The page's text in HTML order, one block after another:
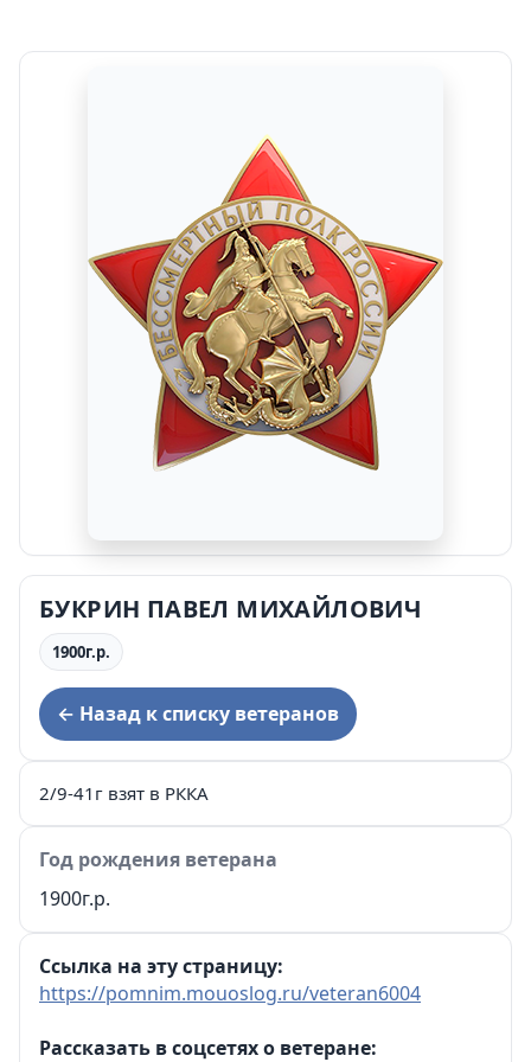
БУКРИН ПАВЕЛ МИХАЙЛОВИЧ
1900г.р.
← Назад к списку ветеранов
2/9-41г взят в РККА
Год рождения ветерана
1900г.р.
Ссылка на эту страницу:
https://pomnim.mouoslog.ru/veteran6004
Рассказать в соцсетях о ветеране: